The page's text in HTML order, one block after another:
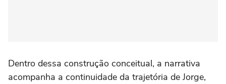
Dentro dessa construção conceitual, a narrativa
acompanha a continuidade da trajetória de Jorge,